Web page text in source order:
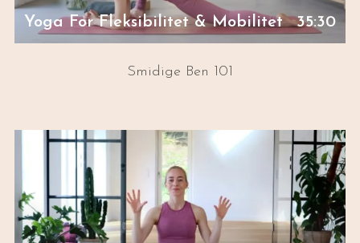
Yoga For Fleksibilitet & Mobilitet 35:30
Smidige Ben 101